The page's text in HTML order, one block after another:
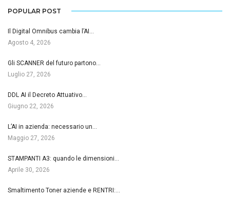
POPULAR POST
Il Digital Omnibus cambia l’AI…
Agosto 4, 2026
Gli SCANNER del futuro partono…
Luglio 27, 2026
DDL AI il Decreto Attuativo…
Giugno 22, 2026
L’AI in azienda: necessario un…
Maggio 27, 2026
STAMPANTI A3: quando le dimensioni…
Aprile 30, 2026
Smaltimento Toner aziende e RENTRI:…